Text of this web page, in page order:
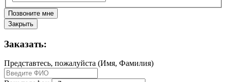
Позвоните мне
Закрыть
Заказать:
Представтесь, пожалуйста (Имя, Фамилия)